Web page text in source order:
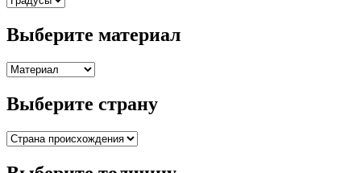
Выберите материал
Выберите страну